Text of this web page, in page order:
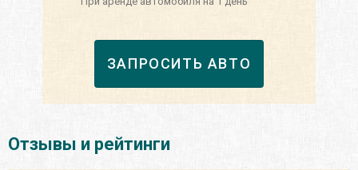
ЗАПРОСИТЬ АВТО
Отзывы и рейтинги